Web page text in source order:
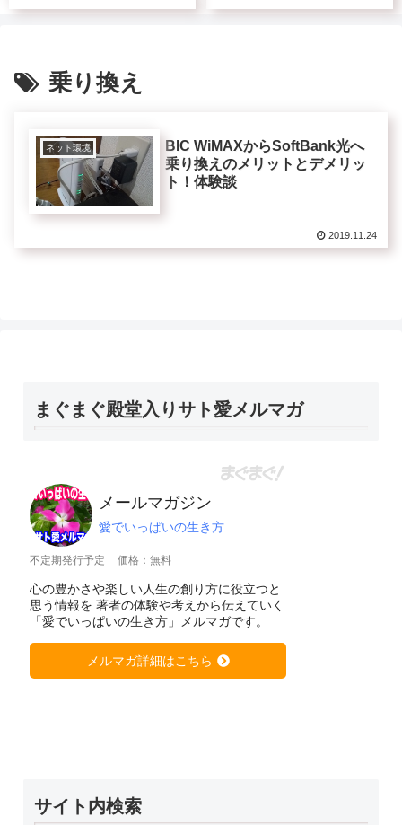
乗り換え
ネット環境
BIC WiMAXからSoftBank光へ
乗り換えのメリットとデメリッ
ト！体験談
2019.11.24
まぐまぐ殿堂入りサト愛メルマガ
メールマガジン
愛でいっぱいの生き方
不定期発行予定 価格：無料
心の豊かさや楽しい人生の創り方に役立つと
思う情報を 著者の体験や考えから伝えていく
「愛でいっぱいの生き方」メルマガです。
メルマガ詳細はこちら
サイト内検索